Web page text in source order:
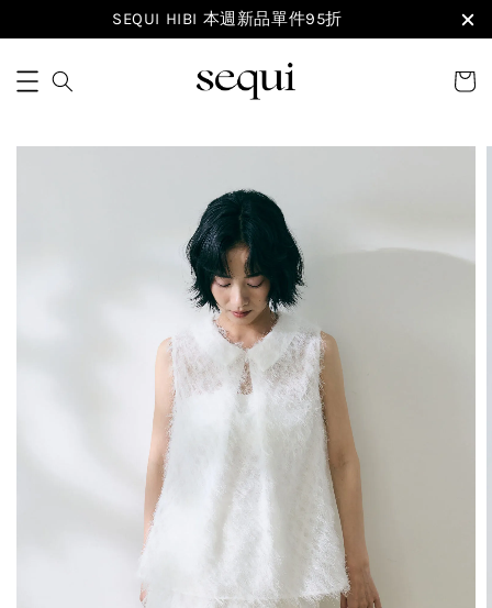
SEQUI HIBI 本週新品單件95折